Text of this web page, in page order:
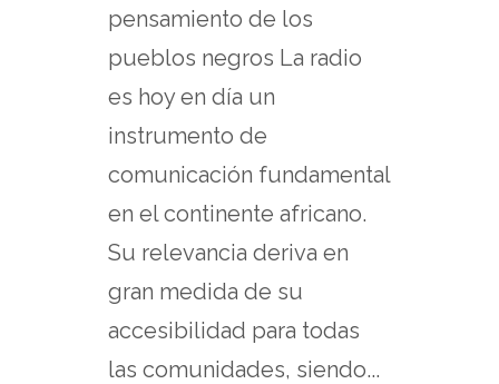
pensamiento de los
pueblos negros La radio
es hoy en día un
instrumento de
comunicación fundamental
en el continente africano.
Su relevancia deriva en
gran medida de su
accesibilidad para todas
las comunidades, siendo...